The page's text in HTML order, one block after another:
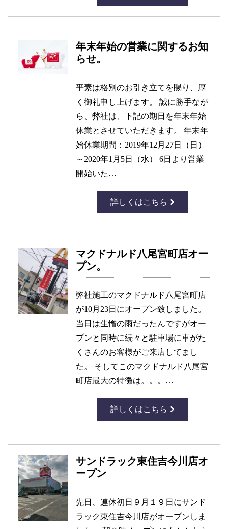
年末年始の営業に関するお知
らせ。
平素は格別のお引き立てを賜り、厚
く御礼申し上げます。 誠に勝手なが
ら、弊社は、下記の期日を年末年始
休業とさせていただきます。 年末年
始休業期間：2019年12月27日（日）
～2020年1月5日（水） 6日より営業
開始いた…
詳しくはこちら
マクドナルド八尾宮町店オー
プン。
弊社施工のマクドナルド八尾宮町店
が10月23日にオープン致しました。
当日は生憎の雨だったんですがオー
プンと同時に続々と駐車場に車がた
くさんのお客様がご来店してまし
た。 そしてこのマクドナルド八尾宮
町店最大の特徴は。。。…
詳しくはこちら
サンドラック東住吉今川店オ
ープン
先日、連休初日９月１９日にサンド
ラック東住吉今川店がオープンしま